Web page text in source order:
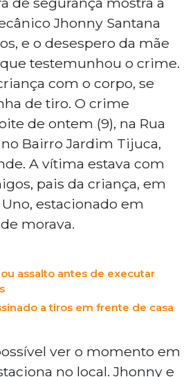
José Silvestrini, no Jardim
Grande. Imagens de
mostram que um
vários disparos
mesmo com uma criança
local. A polícia concluiu
planejado, pois nenhum
O caso foi registrado
qualificado.
Jhonny Santana
e o desespero da mãe
testemunhou o crime.
com o corpo, se
de tiro. O crime
de ontem (9), na Rua
Bairro Jardim Tijuca,
A vítima estava com
pais da criança, em
estacionado em
morava.
assalto antes de executar
a tiros em frente de casa
ver o momento em
no local. Jhonny e